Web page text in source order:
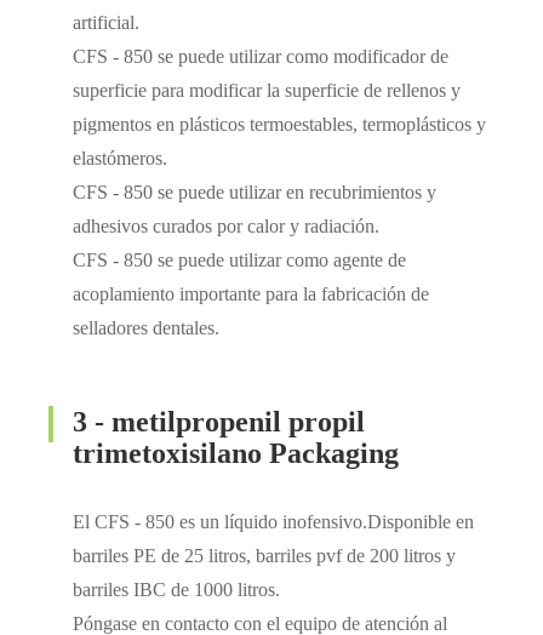
artificial.
CFS - 850 se puede utilizar como modificador de
superficie para modificar la superficie de rellenos y
pigmentos en plásticos termoestables, termoplásticos y
elastómeros.
CFS - 850 se puede utilizar en recubrimientos y
adhesivos curados por calor y radiación.
CFS - 850 se puede utilizar como agente de
acoplamiento importante para la fabricación de
selladores dentales.
3 - metilpropenil propil
trimetoxisilano Packaging
El CFS - 850 es un líquido inofensivo.Disponible en
barriles PE de 25 litros, barriles pvf de 200 litros y
barriles IBC de 1000 litros.
Póngase en contacto con el equipo de atención al